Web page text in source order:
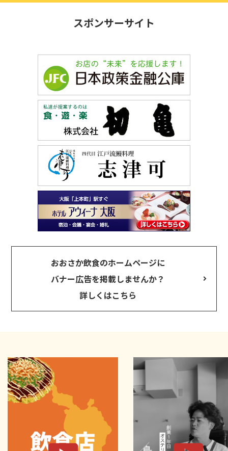
スポンサーサイト
おおさか飲食のホームページに
バナー広告を掲載しませんか？
詳しくはこちら